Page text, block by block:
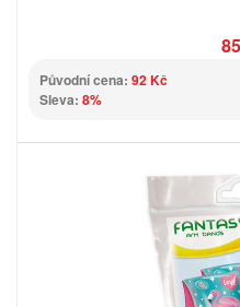
Původní cena: 92 Kč
Sleva: 8%